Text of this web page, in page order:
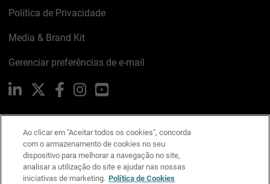
Política de Privacidade
Media & Brand Kit
Gerenciar preferências de e-mail
LinkedIn FacebookInstagramYouTube
Escreva-nos
Ao clicar em "Aceitar todos os cookies", concorda
com o armazenamento de cookies no seu
dispositivo para melhorar a navegação no site,
analisar a utilização do site e ajudar nas nossas
iniciativas de marketing. Política de Cookies